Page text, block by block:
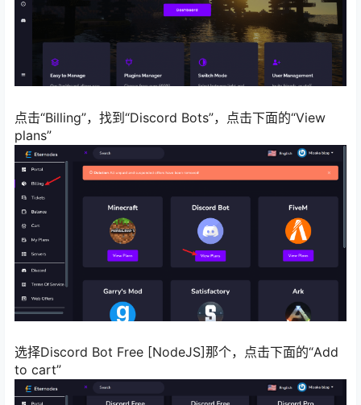
点击“Billing”，找到“Discord Bots”，点击下面的“View
plans”
选择Discord Bot Free [NodeJS]那个，点击下面的“Add
to cart”